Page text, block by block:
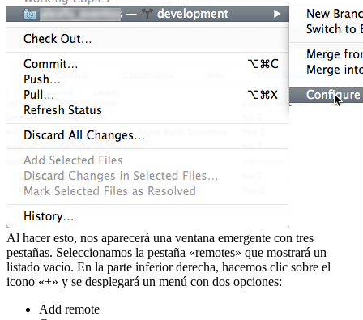
Al hacer esto, nos aparecerá una ventana emergente con tres
pestañas. Seleccionamos la pestaña «remotes» que mostrará un
listado vacío. En la parte inferior derecha, hacemos clic sobre el
icono «+» y se desplegará un menú con dos opciones:
Add remote